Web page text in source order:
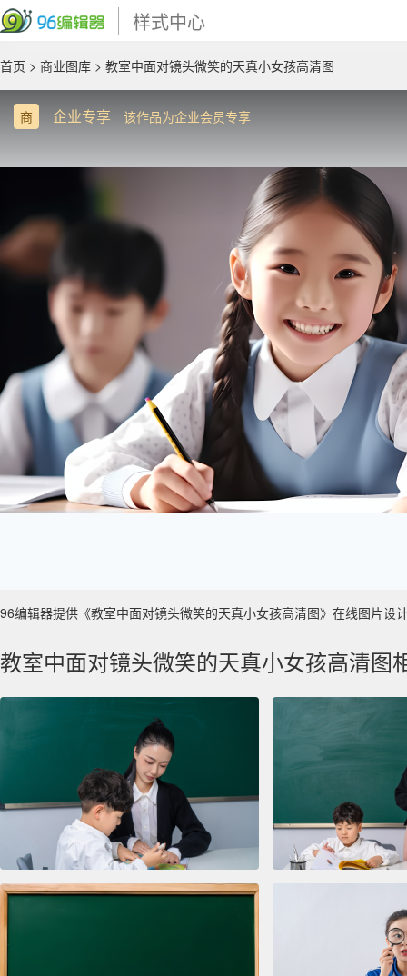
样式中心
首页 > 商业图库 > 教室中面对镜头微笑的天真小女孩高清图
商 企业专享 该作品为企业会员专享
96编辑器提供《教室中面对镜头微笑的天真小女孩高清图》在线图片
教室中面对镜头微笑的天真小女孩高清图